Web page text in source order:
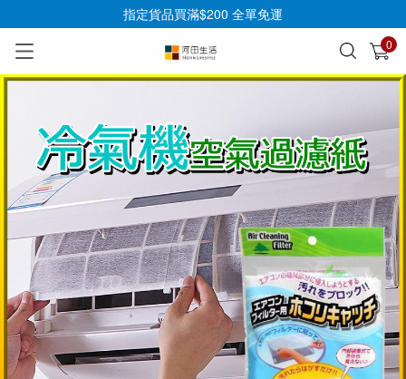
指定貨品買滿$200 全單免運
0
已加入購物車 查看